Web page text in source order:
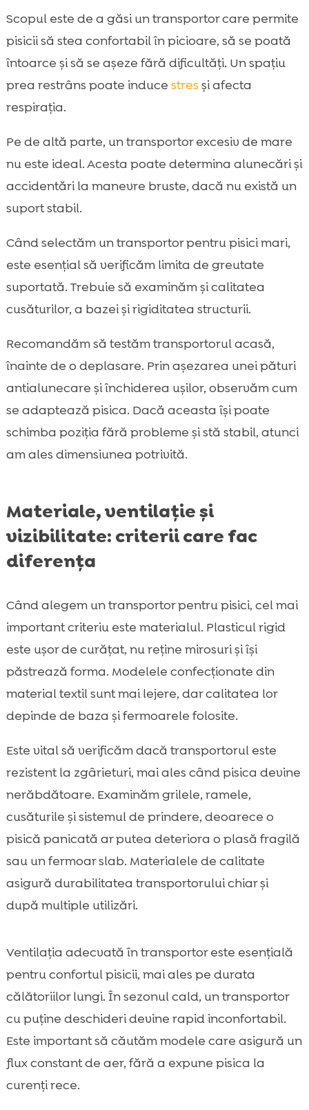
Scopul este de a găsi un transportor care permite
pisicii să stea confortabil în picioare, să se poată
întoarce și să se așeze fără dificultăți. Un spațiu
prea restrâns poate induce stres și afecta
respirația.
Pe de altă parte, un transportor excesiv de mare
nu este ideal. Acesta poate determina alunecări și
accidentări la manevre bruste, dacă nu există un
suport stabil.
Când selectăm un transportor pentru pisici mari,
este esențial să verificăm limita de greutate
suportată. Trebuie să examinăm și calitatea
cusăturilor, a bazei și rigiditatea structurii.
Recomandăm să testăm transportorul acasă,
înainte de o deplasare. Prin așezarea unei pături
antialunecare și închiderea ușilor, observăm cum
se adaptează pisica. Dacă aceasta își poate
schimba poziția fără probleme și stă stabil, atunci
am ales dimensiunea potrivită.
Materiale, ventilație și
vizibilitate: criterii care fac
diferența
Când alegem un transportor pentru pisici, cel mai
important criteriu este materialul. Plasticul rigid
este ușor de curățat, nu reține mirosuri și își
păstrează forma. Modelele confecționate din
material textil sunt mai lejere, dar calitatea lor
depinde de baza și fermoarele folosite.
Este vital să verificăm dacă transportorul este
rezistent la zgârieturi, mai ales când pisica devine
nerăbdătoare. Examinăm grilele, ramele,
cusăturile și sistemul de prindere, deoarece o
pisică panicată ar putea deteriora o plasă fragilă
sau un fermoar slab. Materialele de calitate
asigură durabilitatea transportorului chiar și
după multiple utilizări.
Ventilația adecvată în transportor este esențială
pentru confortul pisicii, mai ales pe durata
călătoriilor lungi. În sezonul cald, un transportor
cu puține deschideri devine rapid inconfortabil.
Este important să căutăm modele care asigură un
flux constant de aer, fără a expune pisica la
curenți rece.